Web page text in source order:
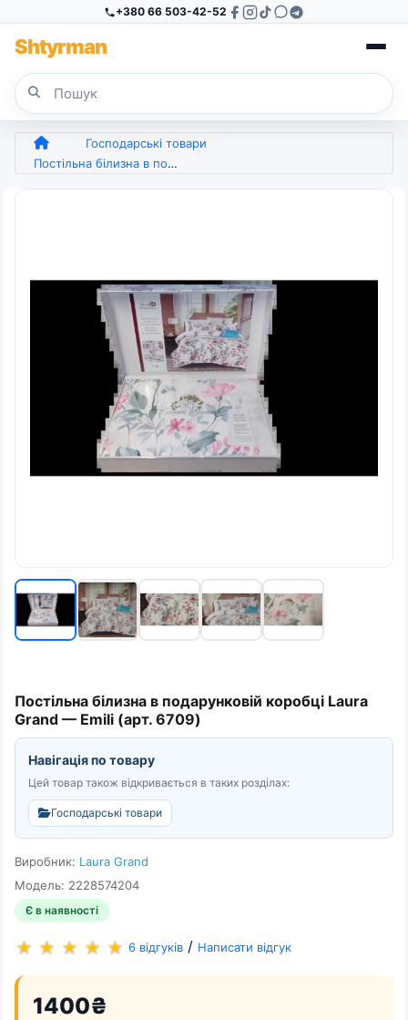
+380 66 503-42-52
Shtyrman
Господарські товари
Постільна білизна в подарунковій коробці Laura Grand — Emili (арт. 6709)
Постільна білизна в подарунковій коробці Laura
Grand — Emili (арт. 6709)
Навігація по товару
Цей товар також відкривається в таких розділах:
Господарські товари
Виробник: Laura Grand
Модель: 2228574204
Є в наявності
6 відгуків / Написати відгук
1400₴